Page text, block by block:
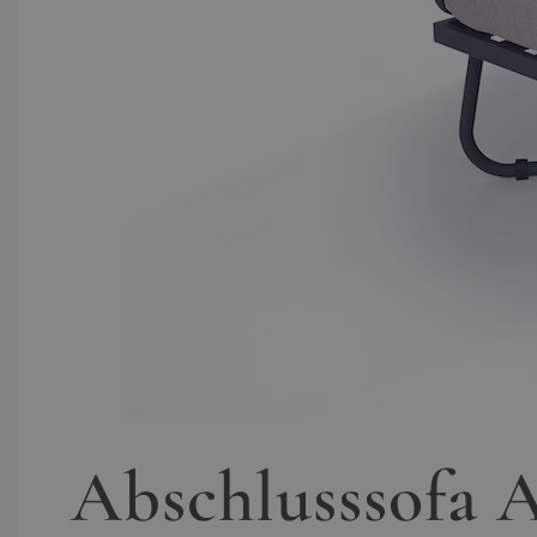
Abschlusssofa